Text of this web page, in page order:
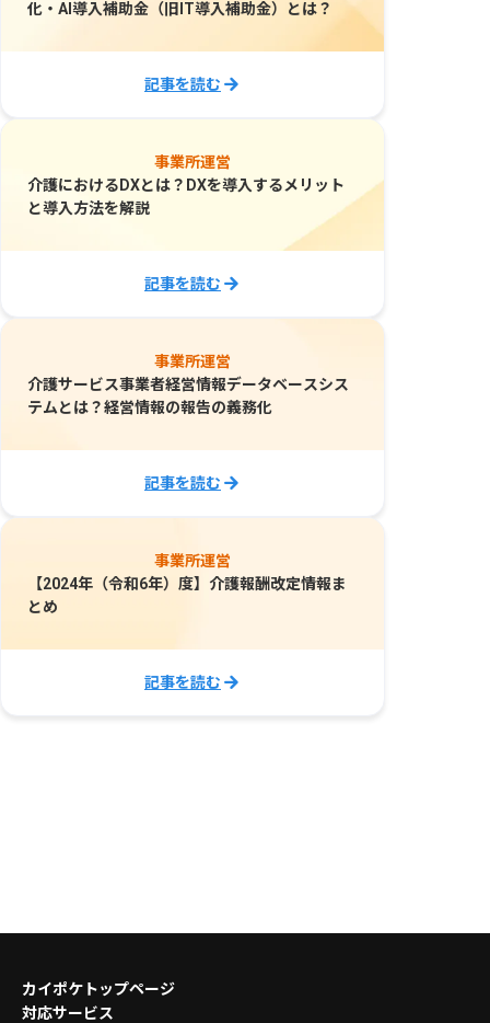
化・AI導入補助金（旧IT導入補助金）とは？
記事を読む
事業所運営
介護におけるDXとは？DXを導入するメリット
と導入方法を解説
記事を読む
事業所運営
介護サービス事業者経営情報データベースシス
テムとは？経営情報の報告の義務化
記事を読む
事業所運営
【2024年（令和6年）度】介護報酬改定情報ま
とめ
記事を読む
カイポケトップページ
対応サービス